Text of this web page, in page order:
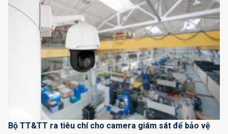
Bộ TT&TT ra tiêu chí cho camera giám sát để bảo vệ